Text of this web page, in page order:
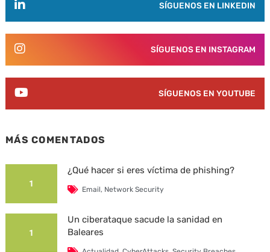
SÍGUENOS EN LINKEDIN
SÍGUENOS EN INSTAGRAM
SÍGUENOS EN YOUTUBE
MÁS COMENTADOS
1
¿Qué hacer si eres víctima de phishing?
Email, Network Security
1
Un ciberataque sacude la sanidad en
Baleares